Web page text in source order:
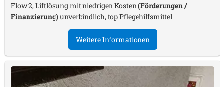
Flow 2, Liftlösung mit niedrigen Kosten (Förderungen /
Finanzierung)unverbindlich, top Pflegehilfsmittel
Weitere Informationen